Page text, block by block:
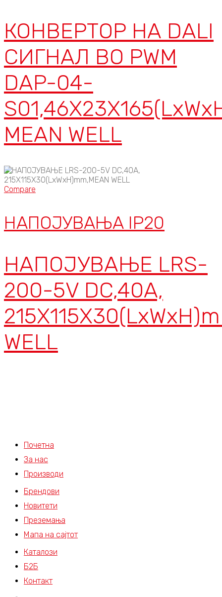
КОНВЕРТОР НА DALI
СИГНАЛ ВО PWM
DAP-04-
MEAN WELL
Compare
НАПОЈУВАЊА IP20
НАПОЈУВАЊЕ LRS-
200-5V DC,40A,
WELL
Почетна
За нас
Производи
Брендови
Новитети
Преземања
Мапа на сајтот
Каталози
Б2Б
Контакт